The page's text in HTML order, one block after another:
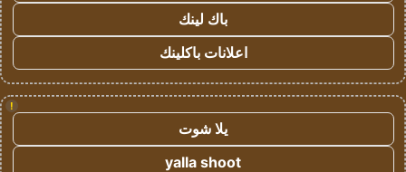
باك لينك
اعلانات باكلينك
!
يلا شوت
yalla shoot